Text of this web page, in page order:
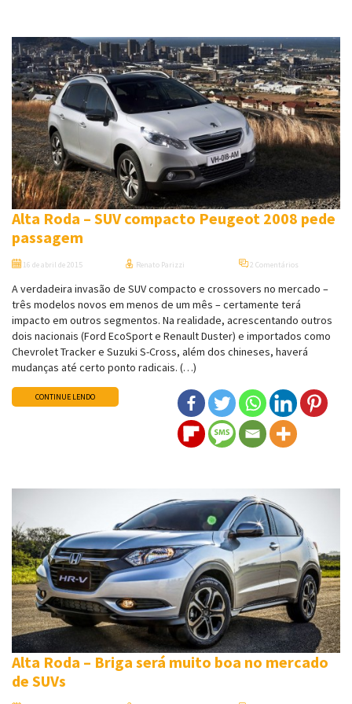
Alta Roda – SUV compacto Peugeot 2008 pede
passagem
16 de abril de 2015 Renato Parizzi 2 Comentários
A verdadeira invasão de SUV compacto e crossovers no mercado –
três modelos novos em menos de um mês – certamente terá
impacto em outros segmentos. Na realidade, acrescentando outros
dois nacionais (Ford EcoSport e Renault Duster) e importados como
Chevrolet Tracker e Suzuki S-Cross, além dos chineses, haverá
mudanças até certo ponto radicais. (…)
CONTINUE LENDO
Alta Roda – Briga será muito boa no mercado
de SUVs